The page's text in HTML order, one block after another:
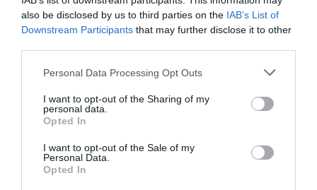
also be disclosed by us to third parties on the IAB’s List of
Downstream Participants that may further disclose it to other
Personal Data Processing Opt Outs
I want to opt-out of the Sharing of my
personal data.
Opted In
I want to opt-out of the Sale of my
Personal Data.
Opted In
Ακολουθήστε το Culturenow.gr
Σχετικά Άρθρα